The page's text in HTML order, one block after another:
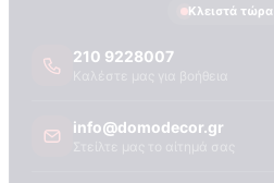
Κλειστά τώρα
210 9228007
info@domodecor.gr